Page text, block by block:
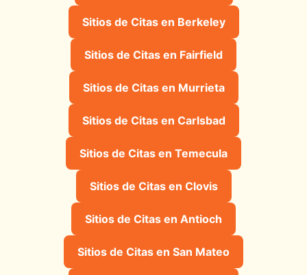
Sitios de Citas en Berkeley
Sitios de Citas en Fairfield
Sitios de Citas en Murrieta
Sitios de Citas en Carlsbad
Sitios de Citas en Temecula
Sitios de Citas en Clovis
Sitios de Citas en Antioch
Sitios de Citas en San Mateo